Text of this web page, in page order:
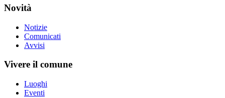
Novità
Notizie
Comunicati
Avvisi
Vivere il comune
Luoghi
Eventi